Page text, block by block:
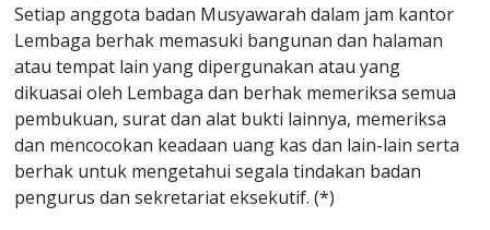
Setiap anggota badan Musyawarah dalam jam kantor
Lembaga berhak memasuki bangunan dan halaman
atau tempat lain yang dipergunakan atau yang
dikuasai oleh Lembaga dan berhak memeriksa semua
pembukuan, surat dan alat bukti lainnya, memeriksa
dan mencocokan keadaan uang kas dan lain-lain serta
berhak untuk mengetahui segala tindakan badan
pengurus dan sekretariat eksekutif. (*)